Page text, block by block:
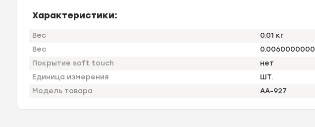
Характеристики:
Вес
0.01 кг
Вес
0.0060000000
Покрытие soft touch
нет
Единица измерения
ШТ.
Модель товара
AA-927